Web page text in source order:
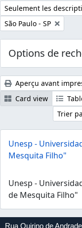
Remove filter:
Seulement les
Remove filter:
São Paulo - SP
Options de
Aperçu avant
Card view
Trier
Unesp -
Mesquita Filho"
Unesp -
de Mesquita Filho"
Rua Quirino de